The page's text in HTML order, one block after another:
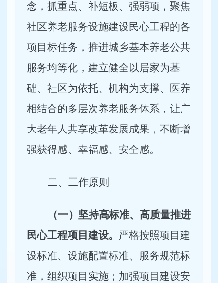
念，抓重点、补短板、强弱项，聚焦
社区养老服务设施建设民心工程的各
项目标任务，推进城乡基本养老公共
服务均等化，建立健全以居家为基
础、社区为依托、机构为支撑、医养
相结合的多层次养老服务体系，让广
大老年人共享改革发展成果，不断增
强获得感、幸福感、安全感。
二、工作原则
（一）坚持高标准、高质量推进
民心工程项目建设。 严格按照项目建
设标准、设施配置标准、服务规范标
准，组织项目实施；加强项目建设安